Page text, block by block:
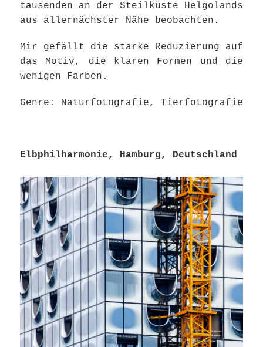
tausenden an der Steilküste Helgolands
aus allernächster Nähe beobachten.
Mir gefällt die starke Reduzierung auf
das Motiv, die klaren Formen und die
wenigen Farben.
Genre: Naturfotografie, Tierfotografie
Elbphilharmonie, Hamburg, Deutschland